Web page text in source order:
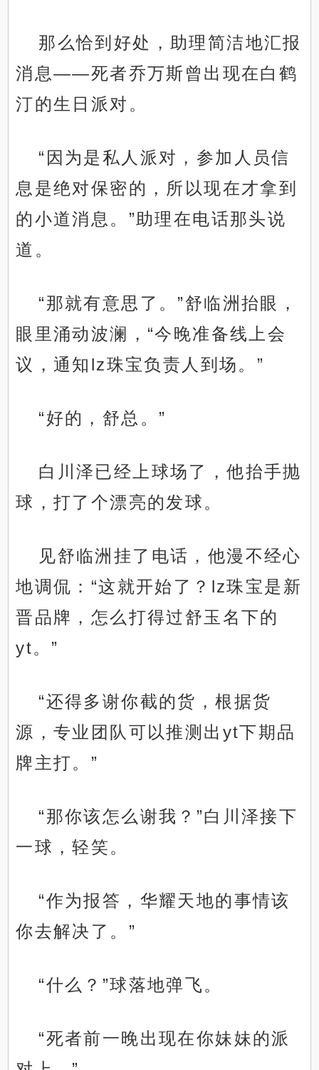
那么恰到好处，助理简洁地汇报
消息——死者乔万斯曾出现在白鹤
汀的生日派对。
“因为是私人派对，参加人员信
息是绝对保密的，所以现在才拿到
的小道消息。”助理在电话那头说
道。
“那就有意思了。”舒临洲抬眼，
眼里涌动波澜，“今晚准备线上会
议，通知lz珠宝负责人到场。”
“好的，舒总。”
白川泽已经上球场了，他抬手抛
球，打了个漂亮的发球。
见舒临洲挂了电话，他漫不经心
地调侃：“这就开始了？lz珠宝是新
晋品牌，怎么打得过舒玉名下的
yt。”
“还得多谢你截的货，根据货
源，专业团队可以推测出yt下期品
牌主打。”
“那你该怎么谢我？”白川泽接下
一球，轻笑。
“作为报答，华耀天地的事情该
你去解决了。”
“什么？”球落地弹飞。
“死者前一晚出现在你妹妹的派